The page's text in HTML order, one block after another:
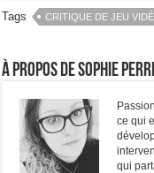
Tags CRITIQUE DE JEU
À propos de Sophie
ce qui
qui